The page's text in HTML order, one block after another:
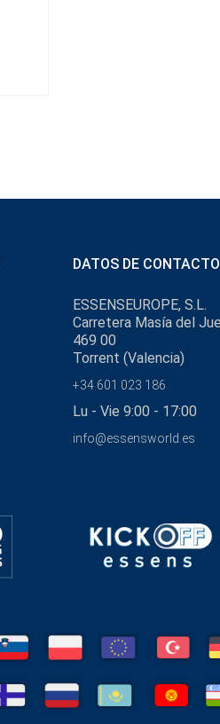
DATOS DE CONTACTO
ESSENSEUROPE, S.L.
Carretera Masía del
469 00
Torrent (Valencia)
+34 601 023 186
Lu - Vie 9:00 - 17:00
info@essensworld.es